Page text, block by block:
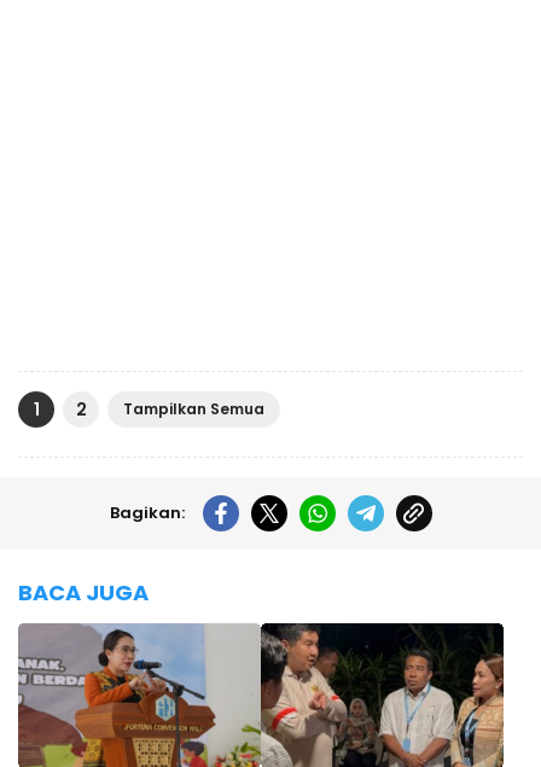
1 2 Tampilkan Semua
Bagikan:
BACA JUGA